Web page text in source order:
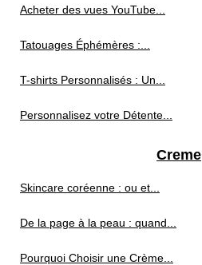
Acheter des vues YouTube...
Tatouages Éphémères :...
T-shirts Personnalisés : Un...
Personnalisez votre Détente...
Creme
Skincare coréenne : ou et...
De la page à la peau : quand...
Pourquoi Choisir une Crème...